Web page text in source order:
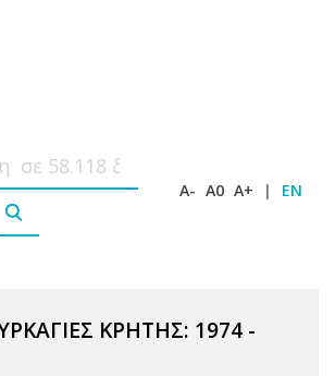
A- A0 A+ | EN
ΚΡΗΤΗΣ: 1974 -